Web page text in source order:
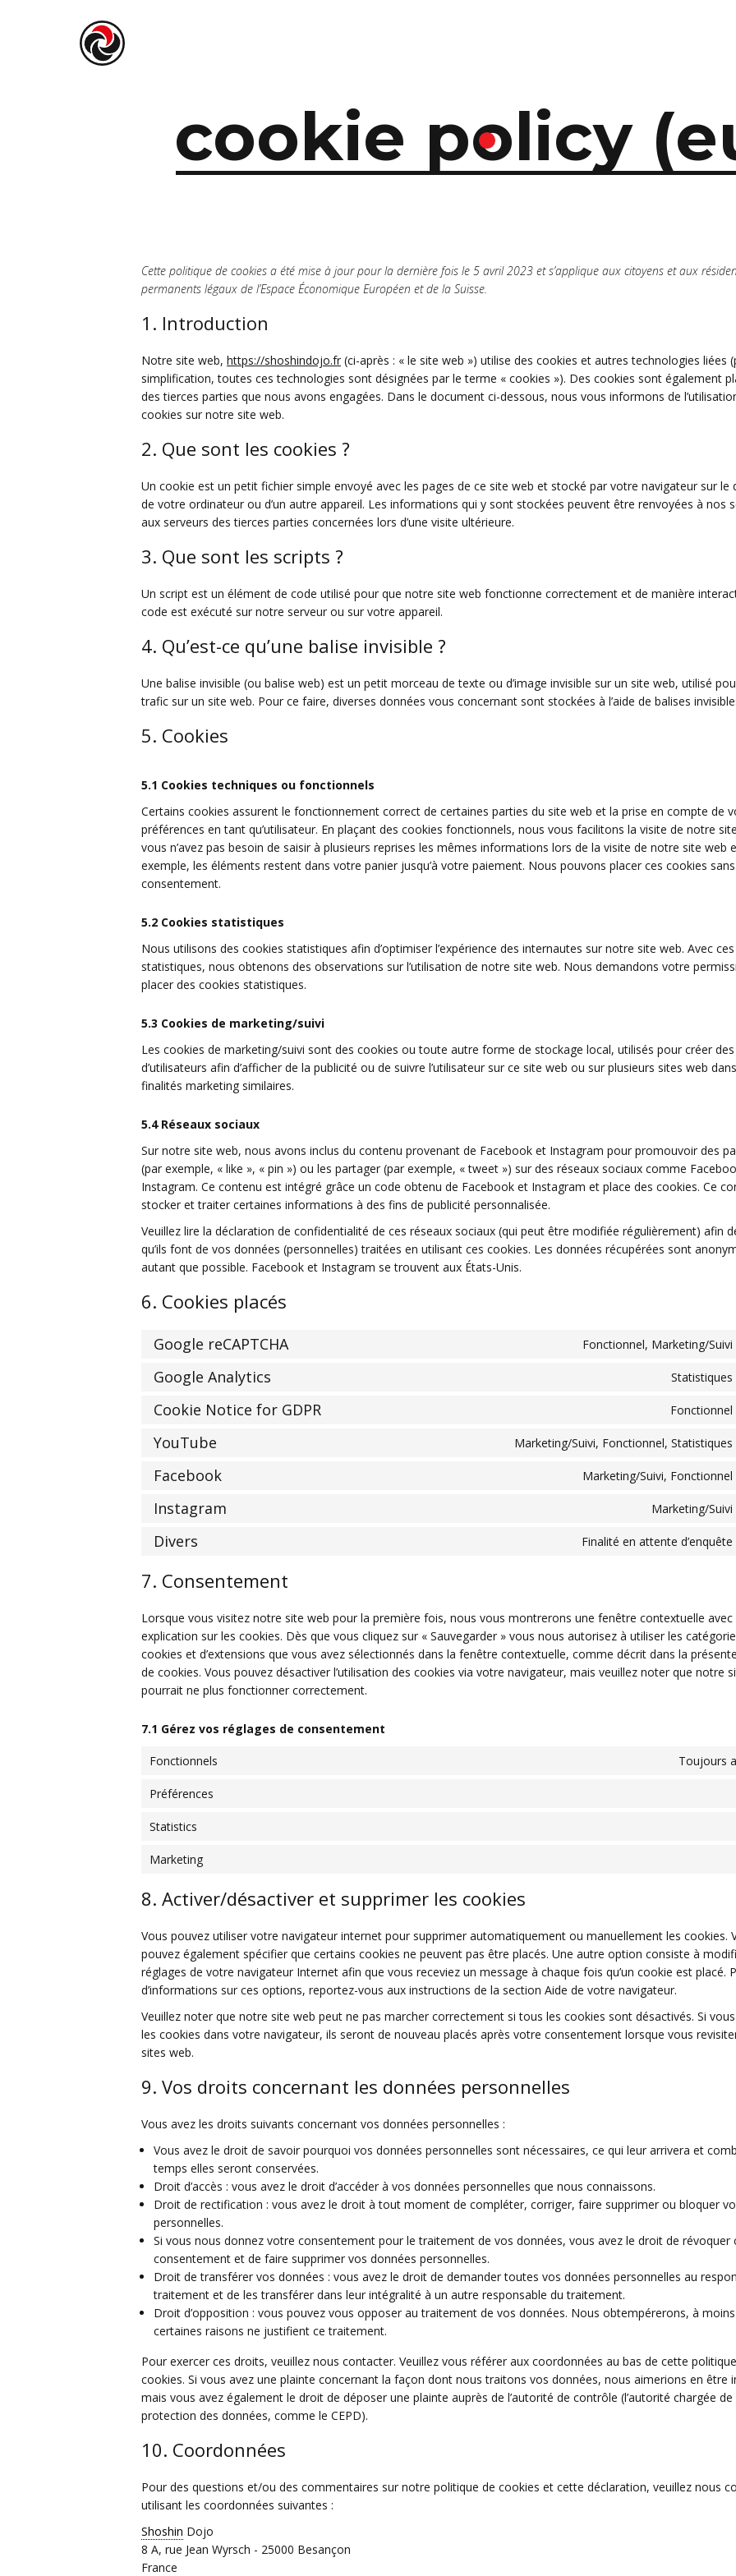
cookie policy
Cette politique de cookies a été mise à jour pour la dernière fois le 5 avril 2023 et s’applique aux citoyens et aux
permanents légaux de l’Espace Économique Européen et de la Suisse.
1. Introduction
Notre site web, https://shoshindojo.fr (ci-après : « le site web ») utilise des cookies et autres technologies liées
simplification, toutes ces technologies sont désignées par le terme « cookies »). Des cookies sont également
des tierces parties que nous avons engagées. Dans le document ci-dessous, nous vous informons de
cookies sur notre site web.
2. Que sont les cookies ?
Un cookie est un petit fichier simple envoyé avec les pages de ce site web et stocké par votre navigateur sur le
de votre ordinateur ou d’un autre appareil. Les informations qui y sont stockées peuvent être renvoyées à nos
aux serveurs des tierces parties concernées lors d’une visite ultérieure.
3. Que sont les scripts ?
Un script est un élément de code utilisé pour que notre site web fonctionne correctement et de manière
code est exécuté sur notre serveur ou sur votre appareil.
4. Qu’est-ce qu’une balise invisible ?
Une balise invisible (ou balise web) est un petit morceau de texte ou d’image invisible sur un site web, utilisé
trafic sur un site web. Pour ce faire, diverses données vous concernant sont stockées à l’aide de balises
5. Cookies
5.1 Cookies techniques ou fonctionnels
Certains cookies assurent le fonctionnement correct de certaines parties du site web et la prise en compte de
préférences en tant qu’utilisateur. En plaçant des cookies fonctionnels, nous vous facilitons la visite de notre
vous n’avez pas besoin de saisir à plusieurs reprises les mêmes informations lors de la visite de notre site web
exemple, les éléments restent dans votre panier jusqu’à votre paiement. Nous pouvons placer ces cookies
consentement.
5.2 Cookies statistiques
Nous utilisons des cookies statistiques afin d’optimiser l’expérience des internautes sur notre site web. Avec
statistiques, nous obtenons des observations sur l’utilisation de notre site web. Nous demandons votre
placer des cookies statistiques.
5.3 Cookies de marketing/suivi
Les cookies de marketing/suivi sont des cookies ou toute autre forme de stockage local, utilisés pour créer
d’utilisateurs afin d’afficher de la publicité ou de suivre l’utilisateur sur ce site web ou sur plusieurs sites web
finalités marketing similaires.
5.4 Réseaux sociaux
Sur notre site web, nous avons inclus du contenu provenant de Facebook et Instagram pour promouvoir des
(par exemple, « like », « pin ») ou les partager (par exemple, « tweet ») sur des réseaux sociaux comme
Instagram. Ce contenu est intégré grâce un code obtenu de Facebook et Instagram et place des cookies. Ce
stocker et traiter certaines informations à des fins de publicité personnalisée.
Veuillez lire la déclaration de confidentialité de ces réseaux sociaux (qui peut être modifiée régulièrement) afin
qu’ils font de vos données (personnelles) traitées en utilisant ces cookies. Les données récupérées sont
autant que possible. Facebook et Instagram se trouvent aux États-Unis.
6. Cookies placés
Google reCAPTCHA Fonctionnel, Marketing/Suivi
Google Analytics Statistiques
Cookie Notice for GDPR Fonctionnel
YouTube Marketing/Suivi, Fonctionnel, Statistiques
Facebook Marketing/Suivi, Fonctionnel
Instagram Marketing/Suivi
Divers Finalité en attente d’enquête
7. Consentement
Lorsque vous visitez notre site web pour la première fois, nous vous montrerons une fenêtre contextuelle avec
explication sur les cookies. Dès que vous cliquez sur « Sauvegarder » vous nous autorisez à utiliser les
cookies et d’extensions que vous avez sélectionnés dans la fenêtre contextuelle, comme décrit dans la
de cookies. Vous pouvez désactiver l’utilisation des cookies via votre navigateur, mais veuillez noter que notre
pourrait ne plus fonctionner correctement.
7.1 Gérez vos réglages de consentement
Fonctionnels Toujours
Préférences
Statistics
Marketing
8. Activer/désactiver et supprimer les cookies
Vous pouvez utiliser votre navigateur internet pour supprimer automatiquement ou manuellement les cookies.
pouvez également spécifier que certains cookies ne peuvent pas être placés. Une autre option consiste à
réglages de votre navigateur Internet afin que vous receviez un message à chaque fois qu’un cookie est placé.
d’informations sur ces options, reportez-vous aux instructions de la section Aide de votre navigateur.
Veuillez noter que notre site web peut ne pas marcher correctement si tous les cookies sont désactivés. Si
les cookies dans votre navigateur, ils seront de nouveau placés après votre consentement lorsque vous
sites web.
9. Vos droits concernant les données personnelles
Vous avez les droits suivants concernant vos données personnelles :
Vous avez le droit de savoir pourquoi vos données personnelles sont nécessaires, ce qui leur arrivera et
temps elles seront conservées.
Droit d’accès : vous avez le droit d’accéder à vos données personnelles que nous connaissons.
Droit de rectification : vous avez le droit à tout moment de compléter, corriger, faire supprimer ou bloquer
personnelles.
Si vous nous donnez votre consentement pour le traitement de vos données, vous avez le droit de révoquer
consentement et de faire supprimer vos données personnelles.
Droit de transférer vos données : vous avez le droit de demander toutes vos données personnelles au
traitement et de les transférer dans leur intégralité à un autre responsable du traitement.
Droit d’opposition : vous pouvez vous opposer au traitement de vos données. Nous obtempérerons, à
certaines raisons ne justifient ce traitement.
Pour exercer ces droits, veuillez nous contacter. Veuillez vous référer aux coordonnées au bas de cette
cookies. Si vous avez une plainte concernant la façon dont nous traitons vos données, nous aimerions en être
mais vous avez également le droit de déposer une plainte auprès de l’autorité de contrôle (l’autorité chargée de
protection des données, comme le CEPD).
10. Coordonnées
Pour des questions et/ou des commentaires sur notre politique de cookies et cette déclaration, veuillez nous
utilisant les coordonnées suivantes :
Shoshin Dojo
8 A, rue Jean Wyrsch - 25000 Besançon
France